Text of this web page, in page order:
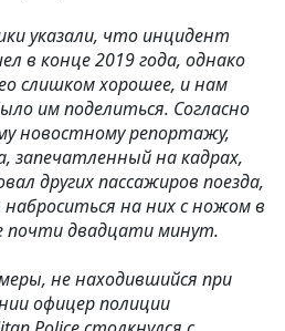
указали, что инцидент
в конце 2019 года, однако
слишком хорошее, и нам
им поделиться. Согласно
новостному репортажу,
запечатленный на кадрах,
других пассажиров поезда,
наброситься на них с ножом в
почти двадцати минут.
не находившийся при
офицер полиции